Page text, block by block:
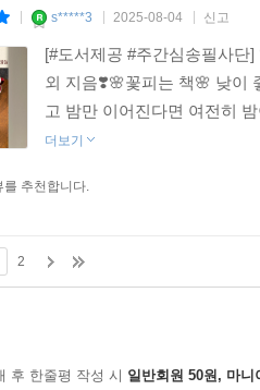
s*****3 2025-08-04 신고
[#도서제공 #주간심송필사단
외 지음❣️🌸꽃피는 책🌸 낮이
고 밤만 이어진다면 여전히
더보기
를 추천합니다.
2
후 한줄평 작성 시 일반회원 50원, 마니